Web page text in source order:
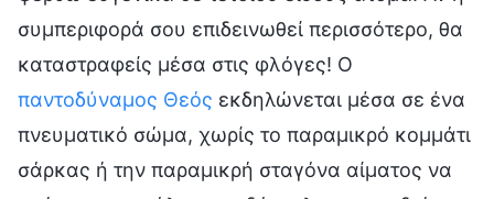
συμπεριφορά σου επιδεινωθεί περισσότερο, θα
καταστραφείς μέσα στις φλόγες! Ο
παντοδύναμος Θεός εκδηλώνεται μέσα σε ένα
πνευματικό σώμα, χωρίς το παραμικρό κομμάτι
σάρκας ή την παραμικρή σταγόνα αίματος να